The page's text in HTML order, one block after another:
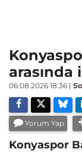
arasında
06.08.2026 18:36 |
Yorum Yap
Konyaspor